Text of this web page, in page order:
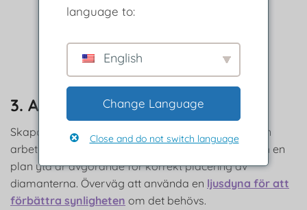
3. Arbetsyta och komfort:
Skapa en dedikerad arbetsyta där du bekvämt kan
arbeta med din diamantmålning. Bra belysning och en
plan yta är avgörande för korrekt placering av
diamanterna. Överväg att använda en ljusdyna för att
förbättra synligheten om det behövs.
language to:
English
Change Language
Close and do not switch language